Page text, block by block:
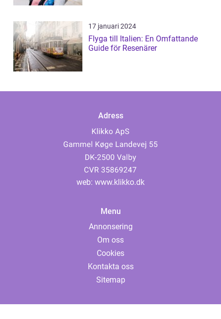
17 januari 2024
Flyga till Italien: En Omfattande
Guide för Resenärer
Adress
web: www.klikko.dk
Menu
Annonsering
Om oss
Cookies
Kontakta oss
Sitemap